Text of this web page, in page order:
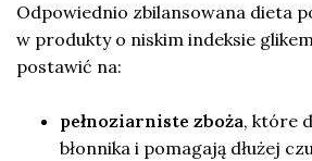
Odpowiednio zbilansowana dieta
w produkty o niskim indeksie
postawić na:
pełnoziarniste zboża, które
błonnika i pomagają dłużej